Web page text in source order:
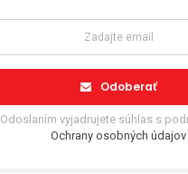
Odoberať
Odoslaním vyjadrujete súhlas s
Ochrany osobných údajov